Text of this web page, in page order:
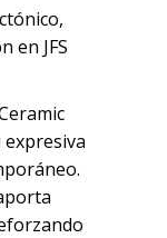
en JFS
expresiva